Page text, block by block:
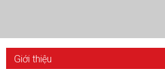
Giới thiệu